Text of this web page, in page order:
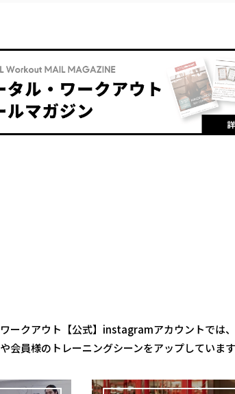
ークアウト【公式】instagramアカウントでは、
会員様のトレーニングシーンをアップしていま